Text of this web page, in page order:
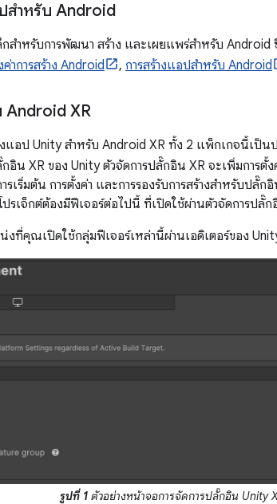
สำหรับ Android
สำหรับการพัฒนา สร้าง และเผยแพร่สำหรับ Android
ค่าการสร้าง Android , การสร้างแอปสำหรับ Android
Android XR
แอป Unity สำหรับ Android XR ทั้ง 2 แพ็กเกจนี้เป็น
อิน XR ของ Unity ตัวจัดการปลั๊กอิน XR จะเพิ่มการตั้
รเริ่มต้น การตั้งค่า และการรองรับการสร้างสำหรับปลั๊
รเจ็กต์ต้องมีฟีเจอร์ต่อไปนี้ ที่เปิดใช้ผ่านตัวจัดการปลั๊ก
ที่คุณเปิดใช้กลุ่มฟีเจอร์เหล่านี้ผ่านเอดิเตอร์ของ
รูปที่ 1 ตัวอย่างหน้าจอการจัดการปลั๊กอิน Unity